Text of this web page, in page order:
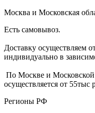
Москва и Московская
Есть самовывоз.
Доставку осуществляем
индивидуально в
По Москве и Московской
осуществляется от 55тыс
Регионы РФ